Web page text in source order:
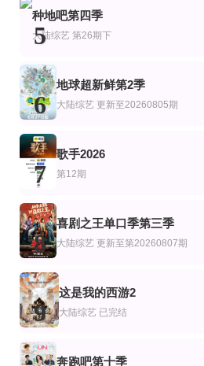
密室大逃脱大神版第八季
火树,郭文韬,曹恩齐,刘小怂,李晋晔
5
种地吧第四季
大陆综艺 第26期下
6
地球超新鲜第2季
大陆综艺 更新至20260805期
7
歌手2026
第12期
8
喜剧之王单口季第三季
大陆综艺 更新至第20260807期
9
这是我的西游2
大陆综艺 已完结
奔跑吧第十季